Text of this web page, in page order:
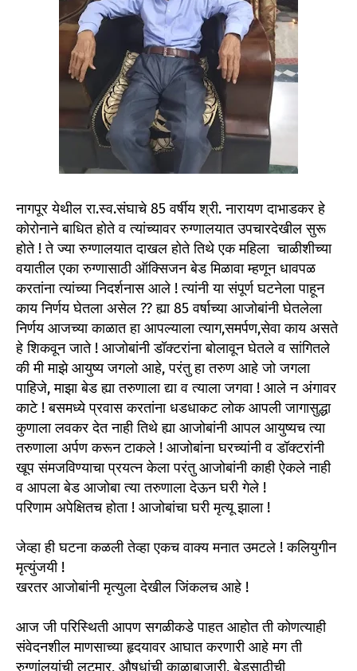
नागपूर येथील रा.स्व.संघाचे 85 वर्षीय श्री. नारायण दाभाडकर हे
कोरोनाने बाधित होते व त्यांच्यावर रुग्णालयात उपचारदेखील सुरू
होते ! ते ज्या रुग्णालयात दाखल होते तिथे एक महिला चाळीशीच्या
वयातील एका रुग्णासाठी ऑक्सिजन बेड मिळावा म्हणून धावपळ
करतांना त्यांच्या निदर्शनास आले ! त्यांनी या संपूर्ण घटनेला पाहून
काय निर्णय घेतला असेल ?? ह्या 85 वर्षाच्या आजोबांनी घेतलेला
निर्णय आजच्या काळात हा आपल्याला त्याग,समर्पण,सेवा काय असते
हे शिकवून जाते ! आजोबांनी डॉक्टरांना बोलावून घेतले व सांगितले
की मी माझे आयुष्य जगलो आहे, परंतु हा तरुण आहे जो जगला
पाहिजे, माझा बेड ह्या तरुणाला द्या व त्याला जगवा ! आले न अंगावर
काटे ! बसमध्ये प्रवास करतांना धडधाकट लोक आपली जागासुद्धा
कुणाला लवकर देत नाही तिथे ह्या आजोबांनी आपल आयुष्यच त्या
तरुणाला अर्पण करून टाकले ! आजोबांना घरच्यांनी व डॉक्टरांनी
खूप संमजविण्याचा प्रयत्न केला परंतु आजोबांनी काही ऐकले नाही
व आपला बेड आजोबा त्या तरुणाला देऊन घरी गेले !
परिणाम अपेक्षितच होता ! आजोबांचा घरी मृत्यू झाला !
जेव्हा ही घटना कळली तेव्हा एकच वाक्य मनात उमटले ! कलियुगीन
मृत्युंजयी !
खरतर आजोबांनी मृत्युला देखील जिंकलच आहे !
आज जी परिस्थिती आपण सगळीकडे पाहत आहोत ती कोणत्याही
संवेदनशील माणसाच्या हृदयावर आघात करणारी आहे मग ती
रुग्णांलयांची लूटमार, औषधांची काळाबाजारी, बेडसाठीची